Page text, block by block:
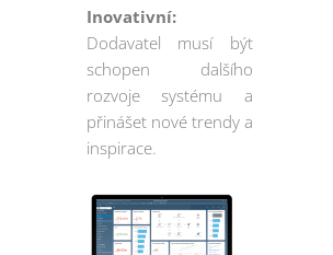
Inovativní:
Dodavatel musí být
schopen dalšího
rozvoje systému a
přinášet nové trendy a
inspirace.